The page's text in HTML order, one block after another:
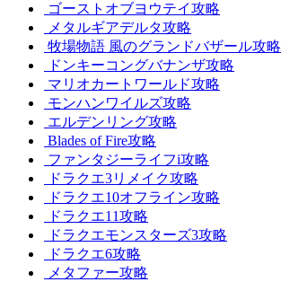
ゴーストオブヨウテイ攻略
メタルギアデルタ攻略
牧場物語 風のグランドバザール攻略
ドンキーコングバナンザ攻略
マリオカートワールド攻略
モンハンワイルズ攻略
エルデンリング攻略
Blades of Fire攻略
ファンタジーライフi攻略
ドラクエ3リメイク攻略
ドラクエ10オフライン攻略
ドラクエ11攻略
ドラクエモンスターズ3攻略
ドラクエ6攻略
メタファー攻略